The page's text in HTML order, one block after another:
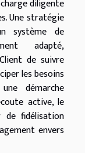
diligente
Une stratégie
système de
adapté,
de suivre
les besoins
démarche
active, le
de fidélisation
envers